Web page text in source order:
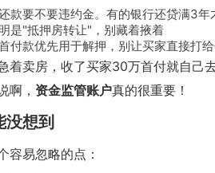
款要不要违约金。有的银行还贷满3年
是"抵押房转让"，别藏着掖着
付款优先用于解押，别让买家直接打
着卖房，收了买家30万首付就自己
啊， 资金监管账户真的很重要！
想到
容易忽略的点：